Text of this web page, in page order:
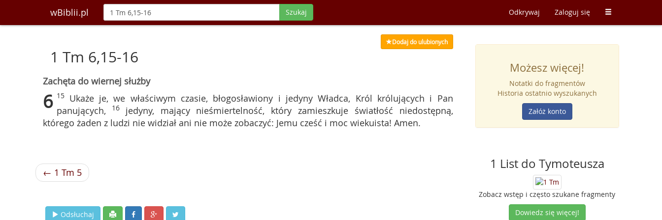
wBiblii.pl Szukaj Odkrywaj Zaloguj się
Dodaj do ulubionych
1 Tm 6,15-16
Zachęta do wiernej służby
6 15 Ukaże je, we właściwym czasie, błogosławiony i jedyny Władca, Król królujących i Pan
panujących, 16 jedyny, mający nieśmiertelność, który zamieszkuje światłość niedostępną,
którego żaden z ludzi nie widział ani nie może zobaczyć: Jemu cześć i moc wiekuista! Amen.
← 1 Tm 5
Odsłuchaj
Możesz więcej!
Notatki do fragmentów
Historia ostatnio wyszukanych
Załóż konto
1 List do Tymoteusza
Zobacz wstęp i często szukane fragmenty
Dowiedz się więcej!